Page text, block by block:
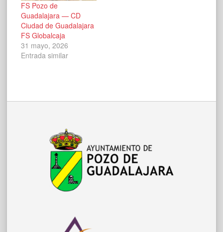
FS Pozo de
Guadalajara — CD
Ciudad de Guadalajara
FS Globalcaja
31 mayo, 2026
Entrada similar